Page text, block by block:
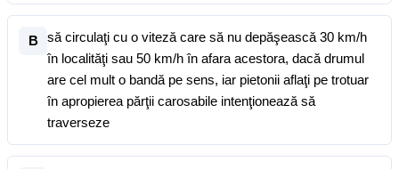
B
să circulaţi cu o viteză care să nu depăşească 30 km/h
în localităţi sau 50 km/h în afara acestora, dacă drumul
are cel mult o bandă pe sens, iar pietonii aflaţi pe trotuar
în apropierea părţii carosabile intenţionează să
traverseze